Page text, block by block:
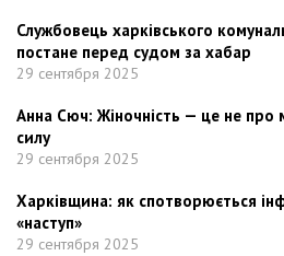
Службовець харківського
постане перед судом за хабар
29 сентября 2025
Анна Сюч: Жіночність — це не про
силу
29 сентября 2025
Харківщина: як спотворюється
«наступ»
29 сентября 2025